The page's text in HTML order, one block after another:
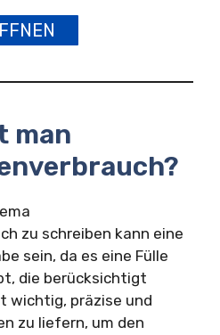
man
zu schreiben kann eine
sein, da es eine Fülle
die berücksichtigt
wichtig, präzise und
zu liefern, um den